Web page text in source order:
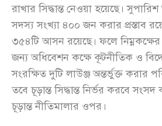
রাখার সিদ্ধান্ত নেওয়া হয়েছে।
সদস্য সংখ্যা ৪০০ জন করার প্রস্তাব
৩৫৪টি আসন রয়েছে। ফলে
জন্য অধিবেশন কক্ষে কূটনীতিক ও
সংরক্ষিত দুটি লাউঞ্জ অন্তর্ভুক্ত করার
তবে চূড়ান্ত সিদ্ধান্ত নির্ভর করবে
চূড়ান্ত নীতিমালার ওপর।